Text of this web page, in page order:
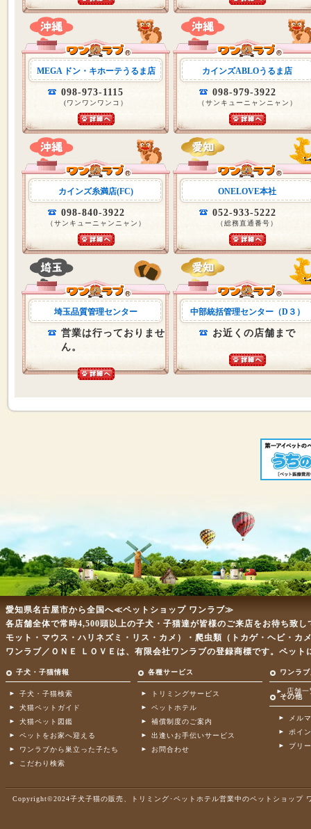
MEGA ドン・キホーテうるま店
098-973-1115
(ワンワンワンコ）
カインズABLOうるま店
098-979-3922
（サンキューニャンニャン）
カインズ糸満店(FC)
098-840-3922
（サンキューニャンニャン）
ONELOVE本社
052-933-5222
（総務直通番号）
埼玉品質管理センター
営業は行っておりませ
ん。
中部統括管理センター（D３）
お近くの店舗まで
愛知県名古屋市から全国へ≪ペットショップ ワンラブ≫
各店舗全体で常時4,500頭以上の子犬・子猫達が皆様のご来店をお待ち致
モット・マウス・ハリネズミ・リス・カメ）・爬虫類（トカゲ・ヘビ・
ワンラブ／ＯＮＥ ＬＯＶＥは、有限会社ワンラブの登録商標です。ペッ
子犬・子猫情報 各種サービス ワンラ
子犬・子猫検索
犬猫ペットガイド
犬猫ペット図鑑
ペットをお家へ迎える
ワンラブから巣立った子たち
こだわり検索
トリミングサービス
ペットホテル
補償制度のご案内
出逢いお手伝いサービス
お問合わせ
店舗一
その他
メル
ポイ
ブリ
Copyright©2024子犬子猫の販売、トリミング･ペットホテル営業中のペットショップ